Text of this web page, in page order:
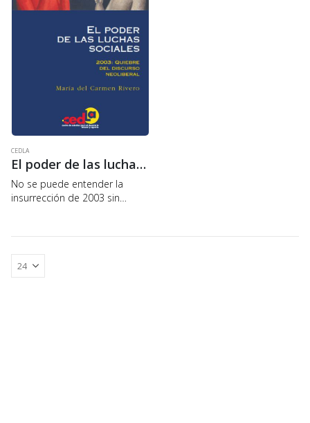
CEDLA
El poder de las luchas sociales
No se puede entender la
insurrección de 2003 sin
se encuentran en: la
colonización de Bolivia, por
parte de los países…